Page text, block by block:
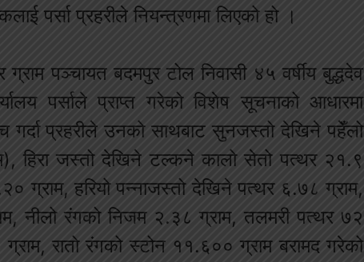
पर्सा प्रहरीले नियन्त्रणमा लिएको हो ।
ग्राम पञ्चायत बदमपुर टोल निवासी ४५ वर्षीय बुद्धदेव
पर्साले प्राप्त गरेको विशेष सूचनाको आधारमा
प्रहरीले उनको साथबाट सुनजस्तो देखिने पहेँलो
हिरा जस्तो देखिने टल्कने कालो सेतो पत्थर २१.९
ग्राम, हरियो पन्नाजस्तो देखिने पत्थर ६.७८ ग्राम,
नीलो रंगको निजम २.३८ ग्राम, तलमरी पत्थर ७२
रातो रंगको स्टोन ११.६०० ग्राम बरामद गरेको